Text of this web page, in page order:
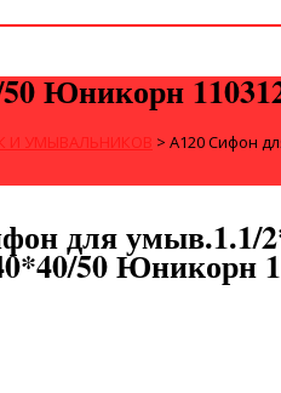
Юникорн
И УМЫВАЛЬНИКОВ > А120 Сифон
для умыв.1.1/
50 Юникорн